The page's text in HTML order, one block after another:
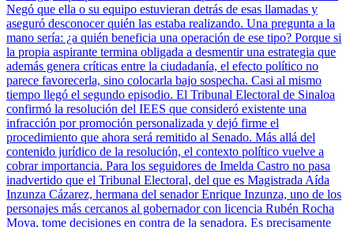
Negó que ella o su equipo estuvieran detrás de esas llamadas y
aseguró desconocer quién las estaba realizando. Una pregunta a la
mano sería: ¿a quién beneficia una operación de ese tipo? Porque si
la propia aspirante termina obligada a desmentir una estrategia que
además genera críticas entre la ciudadanía, el efecto político no
parece favorecerla, sino colocarla bajo sospecha. Casi al mismo
tiempo llegó el segundo episodio. El Tribunal Electoral de Sinaloa
confirmó la resolución del IEES que consideró existente una
infracción por promoción personalizada y dejó firme el
procedimiento que ahora será remitido al Senado. Más allá del
contenido jurídico de la resolución, el contexto político vuelve a
cobrar importancia. Para los seguidores de Imelda Castro no pasa
inadvertido que el Tribunal Electoral, del que es Magistrada Aída
Inzunza Cázarez, hermana del senador Enrique Inzunza, uno de los
personajes más cercanos al gobernador con licencia Rubén Rocha
Moya, tome decisiones en contra de la senadora. Es precisamente